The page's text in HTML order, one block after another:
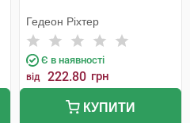
Гедеон Ріхтер
Є в наявності
від 222.80 грн
КУПИТИ